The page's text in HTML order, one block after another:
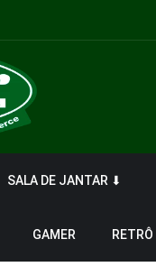
SALA DE JANTAR ⬇
GAMER RETRÔ